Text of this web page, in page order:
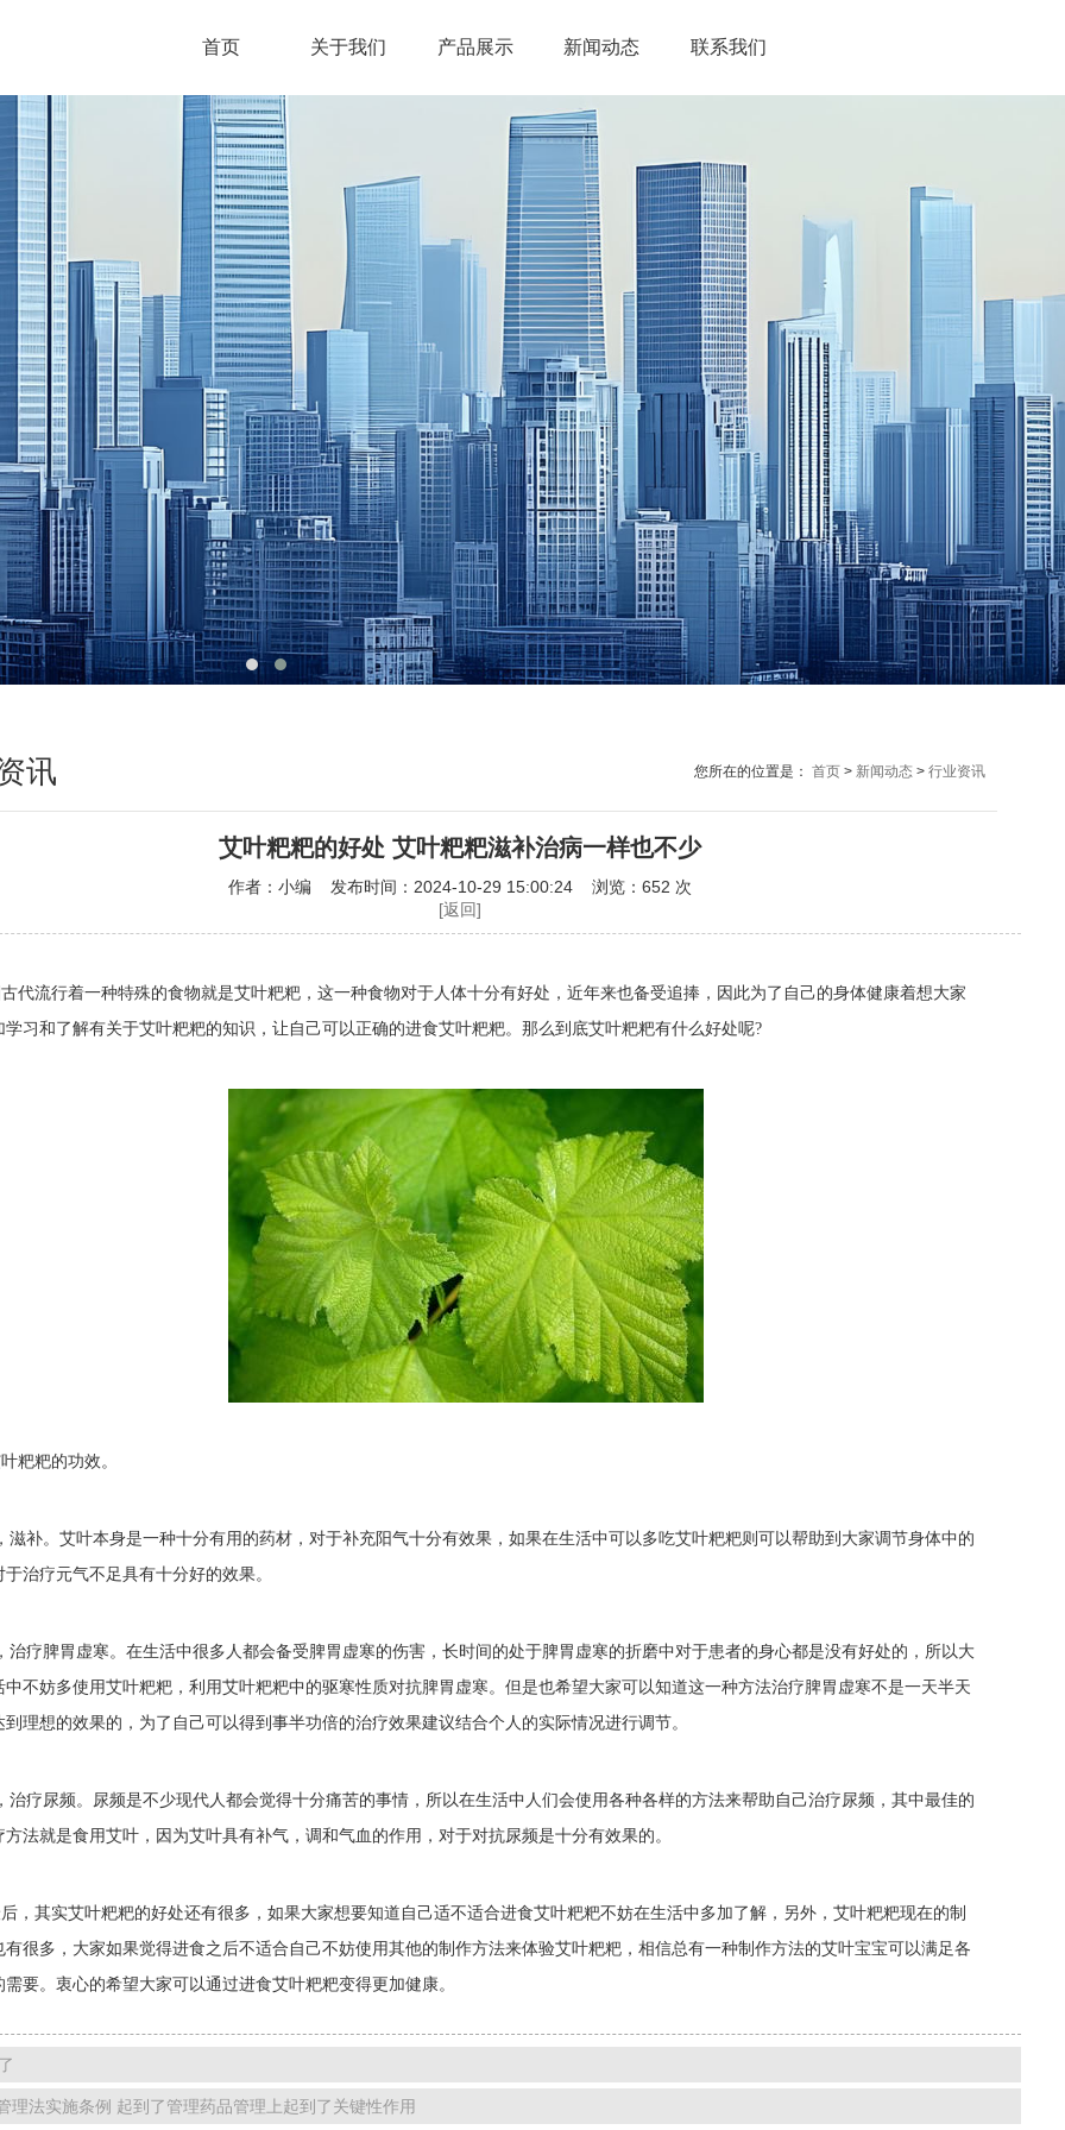
首页 关于我们 产品展示 新闻动态 联系我们
讯 您所在的位置是： 首页 > 新闻动态 > 行业资讯
艾叶粑粑的好处 艾叶粑粑滋补治病一样也不少
作者：小编 发布时间：2024-10-29 15:00:24 浏览： 652 次
[返回]
代流行着一种特殊的食物就是艾叶粑粑，这一种食物对于人体十分有好处，近年来也备受追捧，因此为了自己的身体健康着想大家
学习和了解有关于艾叶粑粑的知识，让自己可以正确的进食艾叶粑粑。那么到底艾叶粑粑有什么好处呢?
粑的功效。
补。艾叶本身是一种十分有用的药材，对于补充阳气十分有效果，如果在生活中可以多吃艾叶粑粑则可以帮助到大家调节身体中的
于治疗元气不足具有十分好的效果。
疗脾胃虚寒。在生活中很多人都会备受脾胃虚寒的伤害，长时间的处于脾胃虚寒的折磨中对于患者的身心都是没有好处的，所以大
中不妨多使用艾叶粑粑，利用艾叶粑粑中的驱寒性质对抗脾胃虚寒。但是也希望大家可以知道这一种方法治疗脾胃虚寒不是一天半天
到理想的效果的，为了自己可以得到事半功倍的治疗效果建议结合个人的实际情况进行调节。
疗尿频。尿频是不少现代人都会觉得十分痛苦的事情，所以在生活中人们会使用各种各样的方法来帮助自己治疗尿频，其中最佳的
方法就是食用艾叶，因为艾叶具有补气，调和气血的作用，对于对抗尿频是十分有效果的。
其实艾叶粑粑的好处还有很多，如果大家想要知道自己适不适合进食艾叶粑粑不妨在生活中多加了解，另外，艾叶粑粑现在的制
有很多，大家如果觉得进食之后不适合自己不妨使用其他的制作方法来体验艾叶粑粑，相信总有一种制作方法的艾叶宝宝可以满足各
需要。衷心的希望大家可以通过进食艾叶粑粑变得更加健康。
理法实施条例 起到了管理药品管理上起到了关键性作用